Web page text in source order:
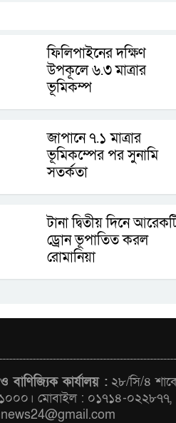
ফিলিপাইনের দক্ষিণ
উপকূলে ৬.৩ মাত্রার
ভূমিকম্প
জাপানে ৭.১ মাত্রার
ভূমিকম্পের পর সুনামি
সতর্কতা
টানা দ্বিতীয় দিনে
ড্রোন ভূপাতিত করল
রোমানিয়া
ও বাণিজ্যিক কার্যালয় : ২৮/সি/৪
১০০০। মোবাইল : ০১৭১৪-